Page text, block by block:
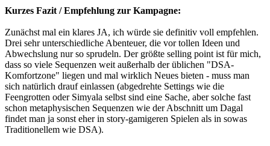
Kurzes Fazit / Empfehlung zur Kampagne:
Zunächst mal ein klares JA, ich würde sie definitiv voll empfehlen.
Drei sehr unterschiedliche Abenteuer, die vor tollen Ideen und
Abwechslung nur so sprudeln. Der größte selling point ist für mich,
dass so viele Sequenzen weit außerhalb der üblichen "DSA-
Komfortzone" liegen und mal wirklich Neues bieten - muss man
sich natürlich drauf einlassen (abgedrehte Settings wie die
Feengrotten oder Simyala selbst sind eine Sache, aber solche fast
schon metaphysischen Sequenzen wie der Abschnitt um Dagal
findet man ja sonst eher in story-gamigeren Spielen als in sowas
Traditionellem wie DSA).